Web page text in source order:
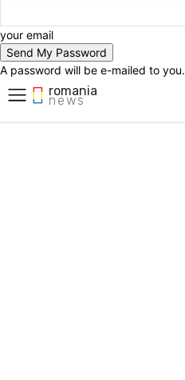
your email
A password will be e-mailed to you.
romania
news